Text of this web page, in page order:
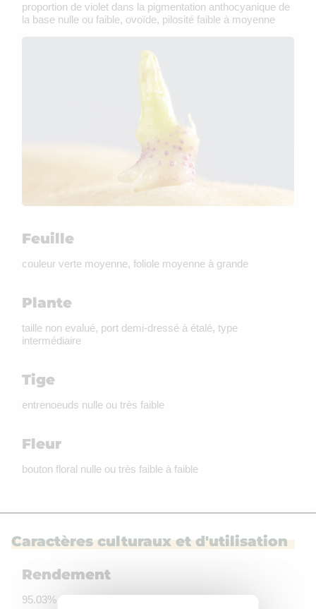
proportion de violet dans la pigmentation anthocyanique de
la base nulle ou faible, ovoïde, pilosité faible à moyenne
Feuille
couleur verte moyenne, foliole moyenne à grande
Plante
taille non evalué, port demi-dressé à étalé, type
intermédiaire
Tige
entrenoeuds nulle ou très faible
Fleur
bouton floral nulle ou très faible à faible
Caractères culturaux et d'utilisation
Rendement
95.03% du témoin